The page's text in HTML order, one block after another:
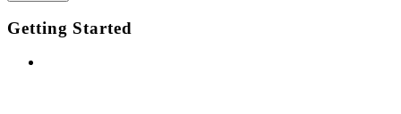
Getting Started